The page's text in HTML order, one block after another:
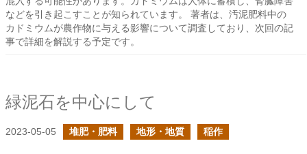
などを引き起こすことが知られています。 著者は、汚泥肥料中の
カドミウムが農作物に与える影響について調査しており、次回の記
事で詳細を解説する予定です。
緑泥石を中心にして
2023-05-05 堆肥・肥料 地形・地質 稲作